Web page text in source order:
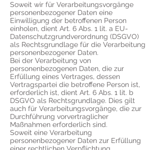
Soweit wir für Verarbeitungsvorgänge
personenbezogener Daten eine
Einwilligung der betroffenen Person
einholen, dient Art. 6 Abs. 1 lit. a EU-
Datenschutzgrundverordnung (DSGVO)
als Rechtsgrundlage für die Verarbeitung
personenbezogener Daten.
Bei der Verarbeitung von
personenbezogenen Daten, die zur
Erfüllung eines Vertrages, dessen
Vertragspartei die betroffene Person ist,
erforderlich ist, dient Art. 6 Abs. 1 lit. b
DSGVO als Rechtsgrundlage. Dies gilt
auch für Verarbeitungsvorgänge, die zur
Durchführung vorvertraglicher
Maßnahmen erforderlich sind.
Soweit eine Verarbeitung
personenbezogener Daten zur Erfüllung